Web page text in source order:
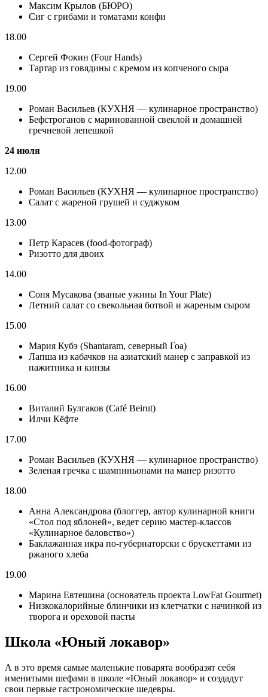
Максим Крылов (БЮРО)
Сиг с грибами и томатами конфи
18.00
Сергей Фокин (Four Hands)
Тартар из говядины с кремом из копченого сыра
19.00
Роман Васильев (КУХНЯ — кулинарное пространство)
Бефстроганов с маринованной свеклой и домашней
гречневой лепешкой
24 июля
12.00
Роман Васильев (КУХНЯ — кулинарное пространство)
Салат с жареной грушей и суджуком
13.00
Петр Карасев (food-фотограф)
Ризотто для двоих
14.00
Соня Мусакова (званые ужины In Your Plate)
Летний салат со свекольная ботвой и жареным сыром
15.00
Мария Кубэ (Shantaram, северный Гоа)
Лапша из кабачков на азиатский манер с заправкой из
пажитника и кинзы
16.00
Виталий Булгаков (Café Beirut)
Илчи Кёфте
17.00
Роман Васильев (КУХНЯ — кулинарное пространство)
Зеленая гречка с шампиньонами на манер ризотто
18.00
Анна Александрова (блоггер, автор кулинарной книги
«Стол под яблоней», ведет серию мастер-классов
«Кулинарное баловство»)
Баклажанная икра по-губернаторски с брускеттами из
ржаного хлеба
19.00
Марина Евтешина (основатель проекта LowFat Gourmet)
Низкокалорийные блинчики из клетчатки с начинкой из
творога и ореховой пасты
Школа «Юный локавор»
А в это время самые маленькие поварята вообразят себя
именитыми шефами в школе «Юный локавор» и создадут
свои первые гастрономические шедевры.